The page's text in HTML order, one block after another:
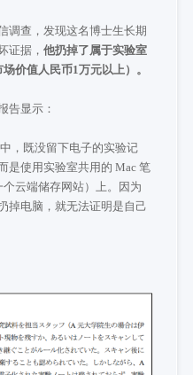
调查，发现这名博士生长期
证据， 他扔掉了属于实验室
价值人民币1万元以上）。
告显示：
，既没留下电子的实验记
是使用实验室共用的 Mac 笔
云端储存网站）上。因为
掉电脑，就无法证明是自己